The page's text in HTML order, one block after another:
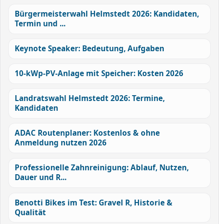
Bürgermeisterwahl Helmstedt 2026: Kandidaten,
Termin und ...
Keynote Speaker: Bedeutung, Aufgaben
10-kWp-PV-Anlage mit Speicher: Kosten 2026
Landratswahl Helmstedt 2026: Termine,
Kandidaten
ADAC Routenplaner: Kostenlos & ohne
Anmeldung nutzen 2026
Professionelle Zahnreinigung: Ablauf, Nutzen,
Dauer und R...
Benotti Bikes im Test: Gravel R, Historie &
Qualität